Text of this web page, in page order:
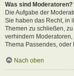
Was sind Moderatoren?
Die Aufgabe der
Sie haben das Recht, in
Themen zu schließen,
verhindern Moderatoren,
Thema Passendes, oder
Nach oben